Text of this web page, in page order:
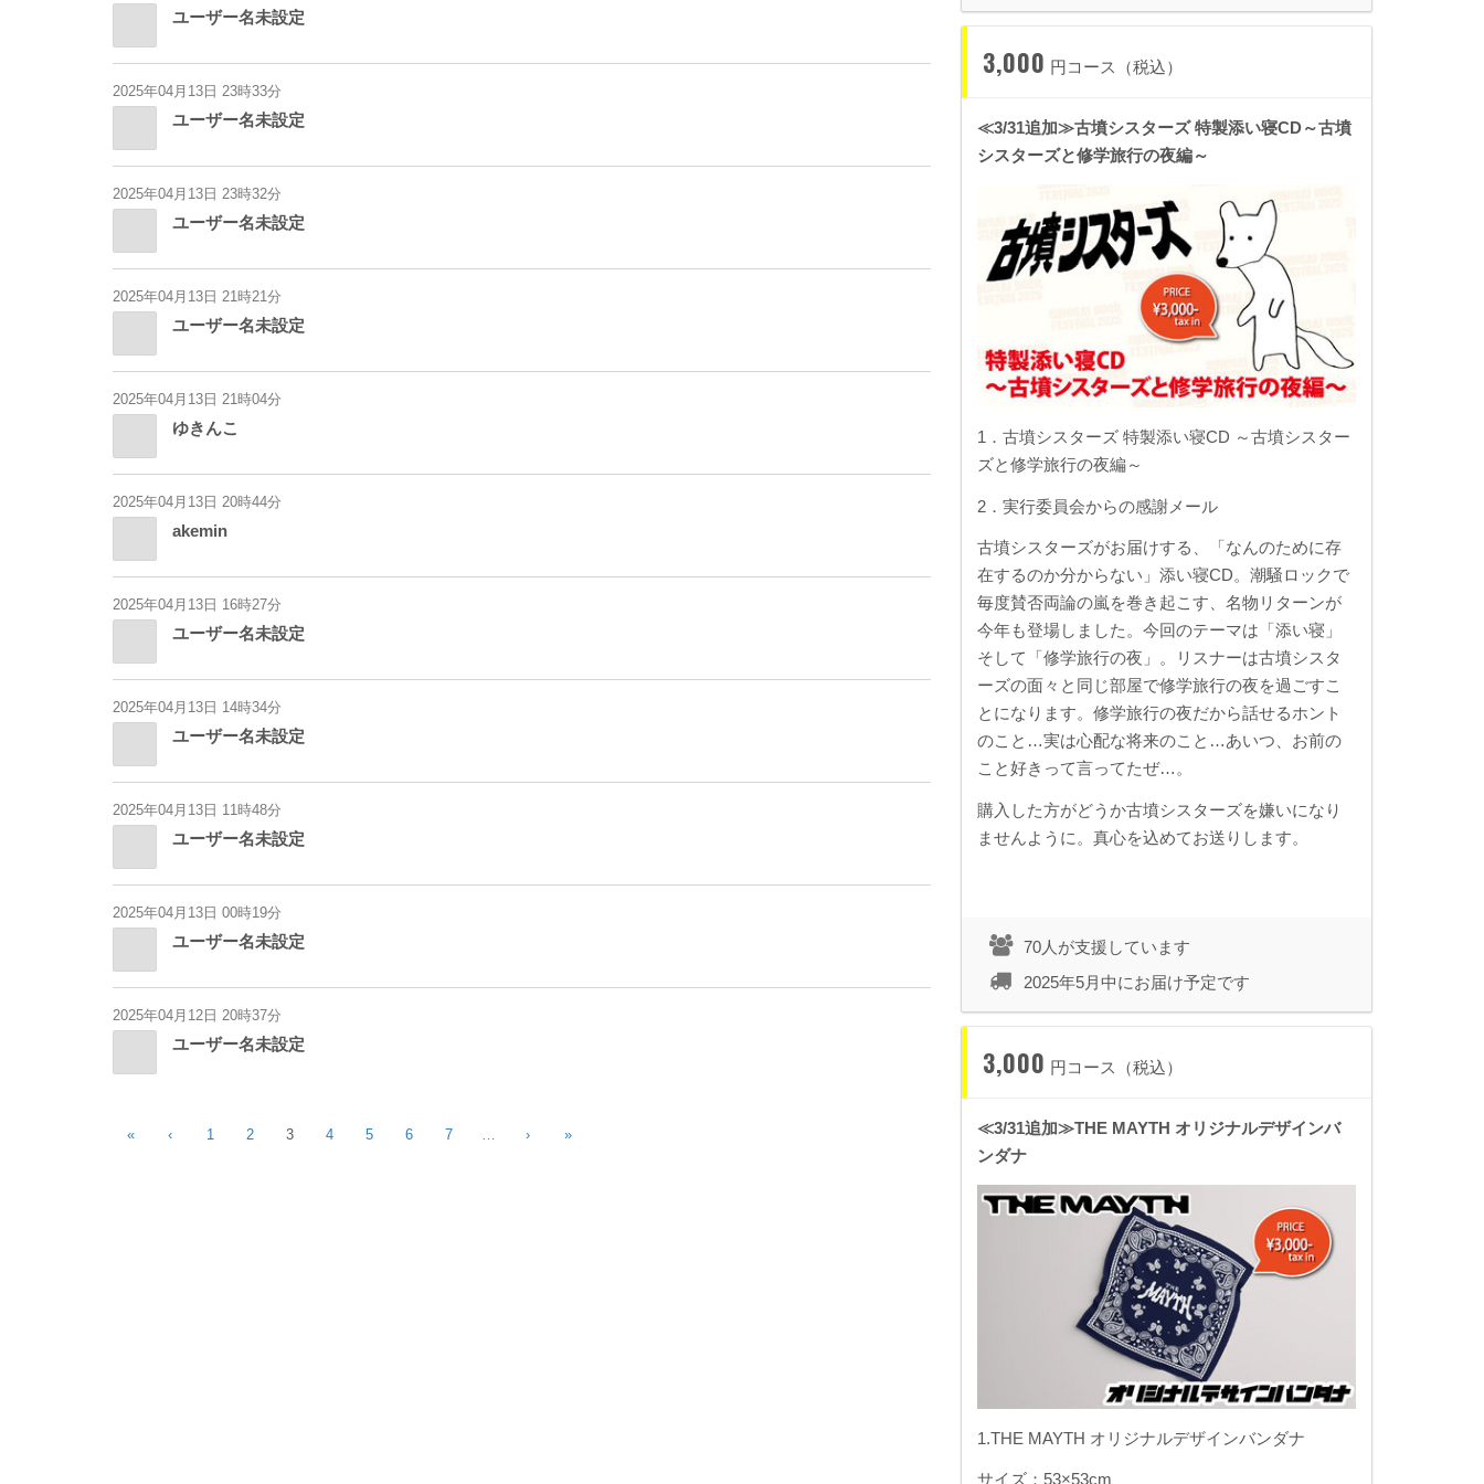
ユーザー名未設定
2025年04月13日 23時33分
ユーザー名未設定
2025年04月13日 23時32分
ユーザー名未設定
2025年04月13日 21時21分
ユーザー名未設定
2025年04月13日 21時04分
ゆきんこ
2025年04月13日 20時44分
akemin
2025年04月13日 16時27分
ユーザー名未設定
2025年04月13日 14時34分
ユーザー名未設定
2025年04月13日 11時48分
ユーザー名未設定
2025年04月13日 00時19分
ユーザー名未設定
2025年04月12日 20時37分
ユーザー名未設定
« ‹ 1 2 3 4 5 6 7 … › »
3,000 円コース（税込）
≪3/31追加≫古墳シスターズ 特製添い寝CD～古墳
シスターズと修学旅行の夜編～
1．古墳シスターズ 特製添い寝CD ～古墳シスター
ズと修学旅行の夜編～
2．実行委員会からの感謝メール
古墳シスターズがお届けする、「なんのために存
在するのか分からない」添い寝CD。潮騒ロックで
毎度賛否両論の嵐を巻き起こす、名物リターンが
今年も登場しました。今回のテーマは「添い寝」
そして「修学旅行の夜」。リスナーは古墳シスタ
ーズの面々と同じ部屋で修学旅行の夜を過ごすこ
とになります。修学旅行の夜だから話せるホント
のこと…実は心配な将来のこと…あいつ、お前の
こと好きって言ってたぜ…。
購入した方がどうか古墳シスターズを嫌いになり
ませんように。真心を込めてお送りします。
70人が支援しています
2025年5月中にお届け予定です
3,000 円コース（税込）
≪3/31追加≫THE MAYTH オリジナルデザインバ
ンダナ
1.THE MAYTH オリジナルデザインバンダナ
サイズ：53×53cm